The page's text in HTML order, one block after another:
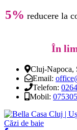
5% reducere la
În
Cluj-Napoca,
Email:
Telefon:
Mobil: